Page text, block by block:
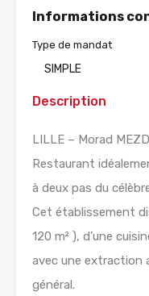
Informations
Type de mandat
SIMPLE
Description
LILLE – Morad
Restaurant
à deux pas du
Cet établissement
120 m² ), d’une
avec une extraction
général.